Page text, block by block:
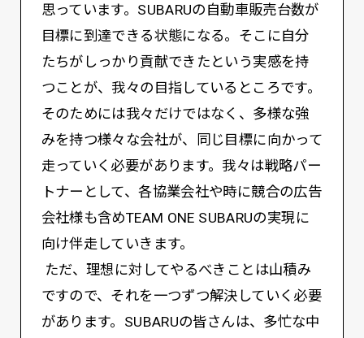
思っています。SUBARUの自動車販売台数が
目標に到達できる状態になる。そこに自分
たちがしっかり貢献できたという実感を持
つことが、我々の目指しているところです。
そのためには我々だけではなく、多様な強
みを持つ様々な会社が、同じ目標に向かって
走っていく必要があります。我々は戦略パー
トナーとして、各協業会社や時に競合の広告
会社様も含めTEAM ONE SUBARUの実現に
向け伴走していきます。
ただ、理想に対してやるべきことは山積み
ですので、それを一つずつ解決していく必要
があります。SUBARUの皆さんは、多忙な中